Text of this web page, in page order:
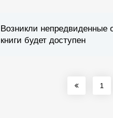
Возникли
книги будет доступен
1